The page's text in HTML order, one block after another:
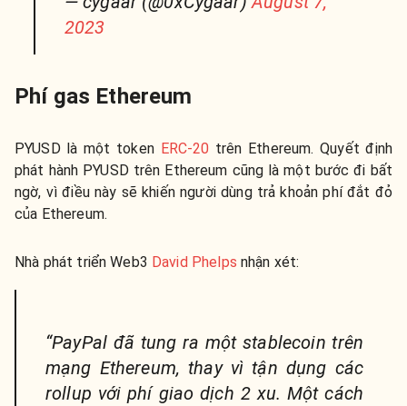
2023
Phí gas Ethereum
PYUSD là một token ERC-20 trên Ethereum. Quyết định
phát hành PYUSD trên Ethereum cũng là một bước đi bất
ngờ, vì điều này sẽ khiến người dùng trả khoản phí đắt đỏ
của Ethereum.
Nhà phát triển Web3 David Phelps nhận xét:
“PayPal đã tung ra một stablecoin trên
mạng Ethereum, thay vì tận dụng các
rollup với phí giao dịch 2 xu. Một cách